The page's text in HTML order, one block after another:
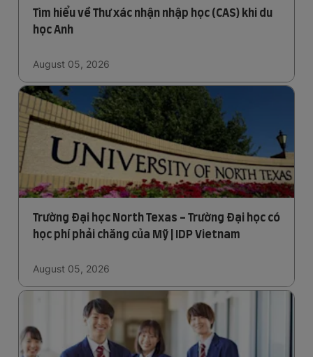
Tìm hiểu về Thư xác nhận nhập học (CAS) khi du
học Anh
August 05, 2026
Trường Đại học North Texas - Trường Đại học có
học phí phải chăng của Mỹ | IDP Vietnam
August 05, 2026